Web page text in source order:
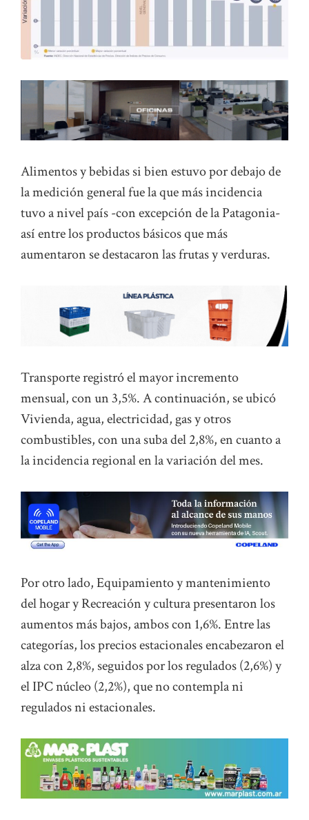
Alimentos y bebidas si bien estuvo por debajo de
la medición general fue la que más incidencia
tuvo a nivel país -con excepción de la Patagonia-
así entre los productos básicos que más
aumentaron se destacaron las frutas y verduras.
Transporte registró el mayor incremento
mensual, con un 3,5%. A continuación, se ubicó
Vivienda, agua, electricidad, gas y otros
combustibles, con una suba del 2,8%, en cuanto a
la incidencia regional en la variación del mes.
Por otro lado, Equipamiento y mantenimiento
del hogar y Recreación y cultura presentaron los
aumentos más bajos, ambos con 1,6%. Entre las
categorías, los precios estacionales encabezaron el
alza con 2,8%, seguidos por los regulados (2,6%) y
el IPC núcleo (2,2%), que no contempla ni
regulados ni estacionales.